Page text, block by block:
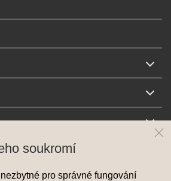
soukromí
pro správné fungování